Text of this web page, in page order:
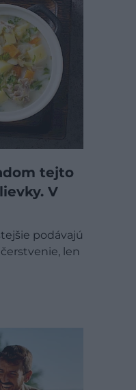
tejto
V
podávajú
len